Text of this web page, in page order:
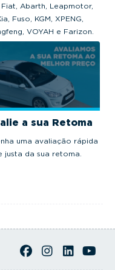
Fiat, Abarth, Leapmotor,
Fuso, KGM, XPENG,
VOYAH e Farizon.
a sua Retoma
uma avaliação rápida
justa da sua retoma.